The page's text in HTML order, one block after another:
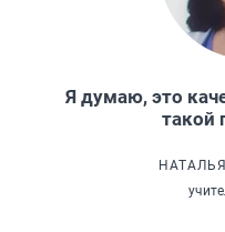
Я думаю, это
такой